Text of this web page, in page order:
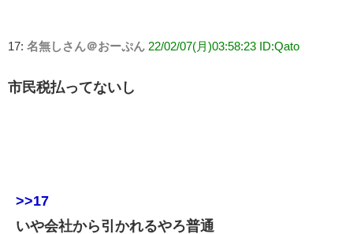
17: 名無しさん＠おーぷん 22/02/07(月)03:58:23 ID:Qato
市民税払ってないし
>>17
いや会社から引かれるやろ普通